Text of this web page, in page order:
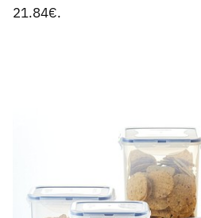
21.84€.